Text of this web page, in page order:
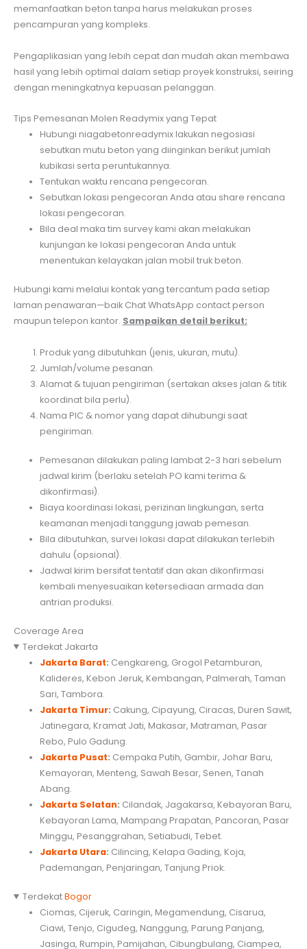
memanfaatkan beton tanpa harus melakukan proses
pencampuran yang kompleks.
Pengaplikasian yang lebih cepat dan mudah akan membawa
hasil yang lebih optimal dalam setiap proyek konstruksi, seiring
dengan meningkatnya kepuasan pelanggan.
Tips Pemesanan Molen Readymix yang Tepat
Hubungi niagabetonreadymix lakukan negosiasi
sebutkan mutu beton yang diinginkan berikut jumlah
kubikasi serta peruntukannya.
Tentukan waktu rencana pengecoran.
Sebutkan lokasi pengecoran Anda atau share rencana
lokasi pengecoran.
Bila deal maka tim survey kami akan melakukan
kunjungan ke lokasi pengecoran Anda untuk
menentukan kelayakan jalan mobil truk beton.
Hubungi kami melalui kontak yang tercantum pada setiap
laman penawaran—baik Chat WhatsApp contact person
maupun telepon kantor. Sampaikan detail berikut:
Produk yang dibutuhkan (jenis, ukuran, mutu).
Jumlah/volume pesanan.
Alamat & tujuan pengiriman (sertakan akses jalan & titik
koordinat bila perlu).
Nama PIC & nomor yang dapat dihubungi saat
pengiriman.
Pemesanan dilakukan paling lambat 2-3 hari sebelum
jadwal kirim (berlaku setelah PO kami terima &
dikonfirmasi).
Biaya koordinasi lokasi, perizinan lingkungan, serta
keamanan menjadi tanggung jawab pemesan.
Bila dibutuhkan, survei lokasi dapat dilakukan terlebih
dahulu (opsional).
Jadwal kirim bersifat tentatif dan akan dikonfirmasi
kembali menyesuaikan ketersediaan armada dan
antrian produksi.
Coverage Area
Terdekat Jakarta
Jakarta Barat: Cengkareng, Grogol Petamburan,
Kalideres, Kebon Jeruk, Kembangan, Palmerah, Taman
Sari, Tambora.
Jakarta Timur: Cakung, Cipayung, Ciracas, Duren Sawit,
Jatinegara, Kramat Jati, Makasar, Matraman, Pasar
Rebo, Pulo Gadung.
Jakarta Pusat: Cempaka Putih, Gambir, Johar Baru,
Kemayoran, Menteng, Sawah Besar, Senen, Tanah
Abang.
Jakarta Selatan: Cilandak, Jagakarsa, Kebayoran Baru,
Kebayoran Lama, Mampang Prapatan, Pancoran, Pasar
Minggu, Pesanggrahan, Setiabudi, Tebet.
Jakarta Utara: Cilincing, Kelapa Gading, Koja,
Pademangan, Penjaringan, Tanjung Priok.
TerdekatBogor
Ciomas, Cijeruk, Caringin, Megamendung, Cisarua,
Ciawi, Tenjo, Cigudeg, Nanggung, Parung Panjang,
Jasinga, Rumpin, Pamijahan, Cibungbulang, Ciampea,